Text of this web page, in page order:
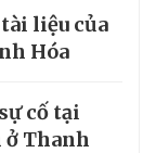
liệu của
Hóa
cố tại
Thanh